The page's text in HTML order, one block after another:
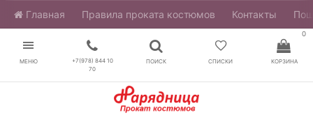
Главная ​Правила проката костюмов Контакты
МЕНЮ
+7(978) 844 10
70
ПОИСК СПИСКИ
0
КОРЗИНА